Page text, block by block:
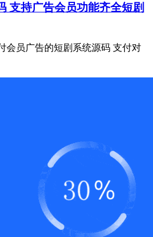
支持广告会员功能齐全短剧
会员广告的短剧系统源码 支付对